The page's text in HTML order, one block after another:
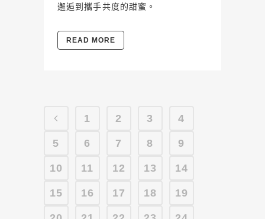
邂逅到攜手共度的甜蜜。
READ MORE
1 2 3 4
5 6 7 8 9
10 11 12 13 14
15 16 17 18 19